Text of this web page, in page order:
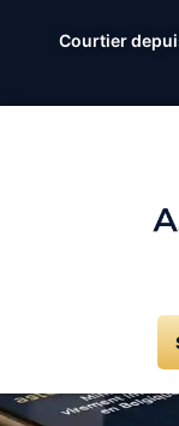
Courtier